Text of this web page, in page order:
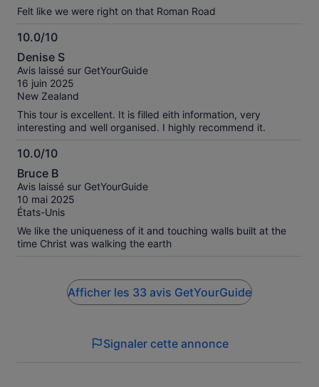
Felt like we were right on that Roman Road
10.0/10
10.0
sur
10
Denise S
Avis laissé sur GetYourGuide
16 juin 2025
New Zealand
This tour is excellent. It is filled eith information, very
interesting and well organised. I highly recommend it.
10.0/10
10.0
sur
10
Bruce B
Avis laissé sur GetYourGuide
10 mai 2025
États-Unis
We like the uniqueness of it and touching walls built at the
time Christ was walking the earth
Afficher les 33 avis GetYourGuide
Signaler cette annonce